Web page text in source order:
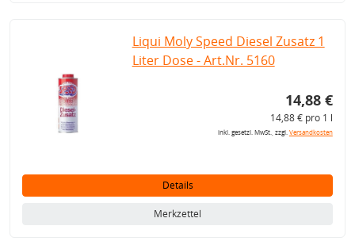
Liqui Moly Speed Diesel Zusatz 1
Liter Dose - Art.Nr. 5160
14,88 €
14,88 € pro 1 l
inkl. gesetzl. MwSt., zzgl.Versandkosten
Details
Merkzettel